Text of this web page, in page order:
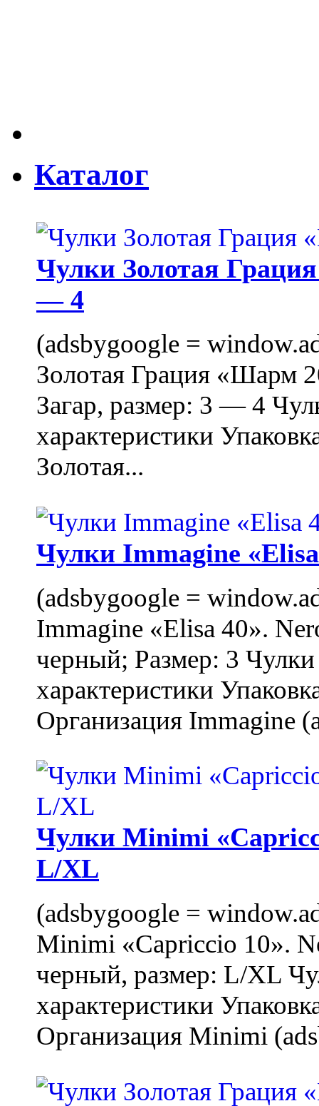
Каталог
Чулки Золотая
— 4
(adsbygoogle =
Золотая Грация «Шарм
Загар, размер: 3 — 4
характеристики
Золотая...
Чулки Immagine
(adsbygoogle =
Immagine «Elisa 40».
черный; Размер: 3
характеристики
Организация Immagine
Чулки Minimi
L/XL
(adsbygoogle =
Minimi «Capriccio 10».
черный, размер: L/XL
характеристики
Организация Minimi